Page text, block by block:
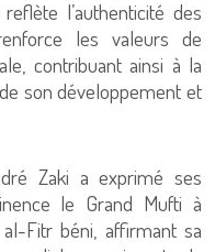
l’authenticité des
les valeurs de
contribuant ainsi à la
son développement et
Zaki a exprimé ses
le Grand Mufti à
al-Fitr béni, affirmant sa